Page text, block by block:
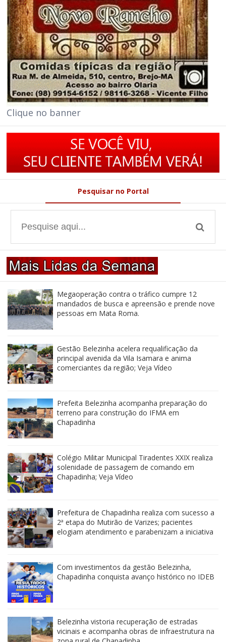
Clique no banner
Pesquisar no Portal
Megaoperação contra o tráfico cumpre 12
mandados de busca e apreensão e prende nove
pessoas em Mata Roma.
Gestão Belezinha acelera requalificação da
principal avenida da Vila Isamara e anima
comerciantes da região; Veja Vídeo
Prefeita Belezinha acompanha preparação do
terreno para construção do IFMA em
Chapadinha
Colégio Militar Municipal Tiradentes XXIX realiza
solenidade de passagem de comando em
Chapadinha; Veja Vídeo
Prefeitura de Chapadinha realiza com sucesso a
2ª etapa do Mutirão de Varizes; pacientes
elogiam atendimento e parabenizam a iniciativa
Com investimentos da gestão Belezinha,
Chapadinha conquista avanço histórico no IDEB
Belezinha vistoria recuperação de estradas
vicinais e acompanha obras de infraestrutura na